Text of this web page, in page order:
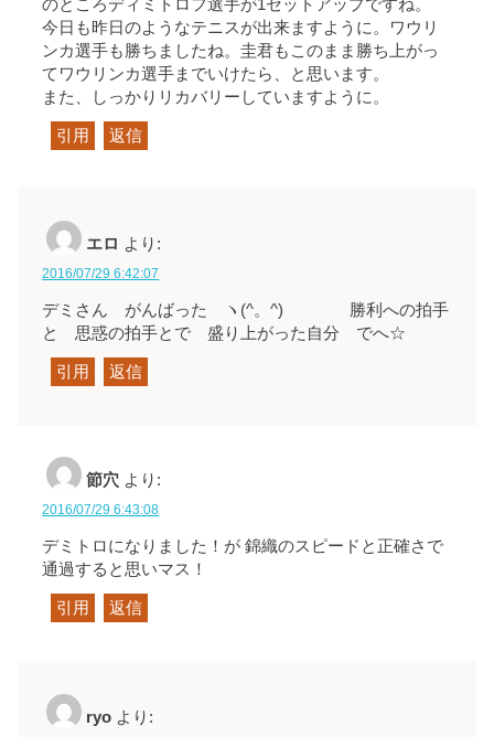
のところディミトロフ選手が1セットアップですね。
今日も昨日のようなテニスが出来ますように。ワウリ
ンカ選手も勝ちましたね。圭君もこのまま勝ち上がっ
てワウリンカ選手までいけたら、と思います。
また、しっかりリカバリーしていますように。
引用 返信
エロ より:
2016/07/29 6:42:07
デミさん がんばった ヽ(^。^) 勝利への拍手
と 思惑の拍手とで 盛り上がった自分 でへ☆
引用 返信
節穴 より:
2016/07/29 6:43:08
デミトロになりました！が 錦織のスピードと正確さで
通過すると思いマス！
引用 返信
ryo より: